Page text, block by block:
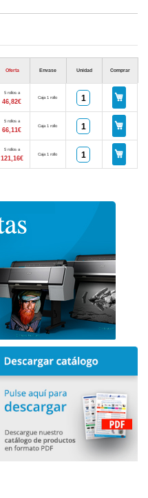
Oferta Envase Unidad Comprar
5 rollos a
46,82€
Caja 1 rollo
5 rollos a
66,11€
Caja 1 rollo
5 rollos a
121,16€
Caja 1 rollo